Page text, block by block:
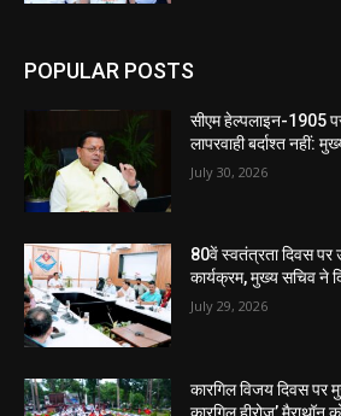
POPULAR POSTS
सीएम हेल्पलाइन-1905
लापरवाही बर्दाश्त नहीं:
July 30, 2026
80वें स्वतंत्रता दिवस पर
कार्यक्रम, मुख्य सचिव ने
July 29, 2026
कारगिल विजय दिवस पर